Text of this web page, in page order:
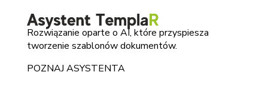
Rozwiązanie oparte o AI, które przyspiesza
tworzenie szablonów dokumentów.
POZNAJ ASYSTENTA